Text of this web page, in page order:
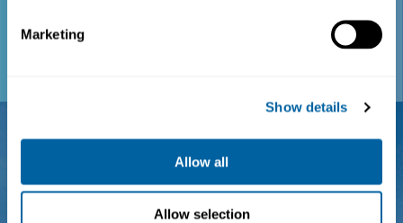
Marketing
Show details
Allow all
Allow selection
Läs mer
Om oss